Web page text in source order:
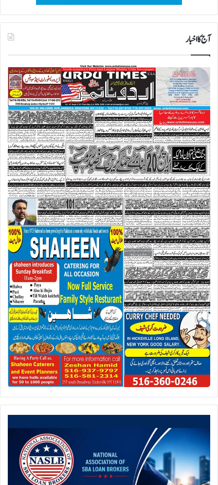
آج کا اخبار